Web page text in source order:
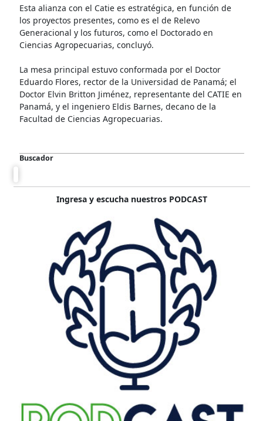
Esta alianza con el Catie es estratégica, en función de
los proyectos presentes, como es el de Relevo
Generacional y los futuros, como el Doctorado en
Ciencias Agropecuarias, concluyó.
La mesa principal estuvo conformada por el Doctor
Eduardo Flores, rector de la Universidad de Panamá; el
Doctor Elvin Britton Jiménez, representante del CATIE en
Panamá, y el ingeniero Eldis Barnes, decano de la
Facultad de Ciencias Agropecuarias.
Buscador
Ingresa y escucha nuestros PODCAST